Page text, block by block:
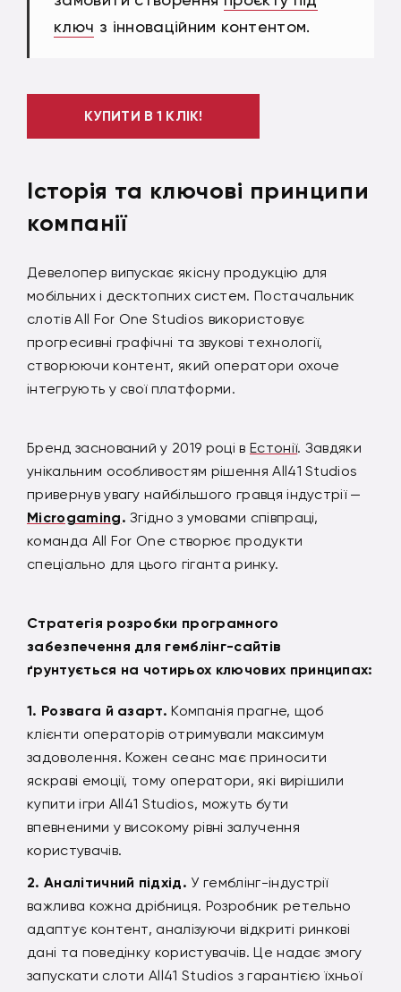
ключ з інноваційним контентом.
КУПИТИ В 1 КЛІК!
Історія та ключові принципи
компанії
Девелопер випускає якісну продукцію для
мобільних і десктопних систем. Постачальник
слотів All For One Studios використовує
прогресивні графічні та звукові технології,
створюючи контент, який оператори охоче
інтегрують у свої платформи.
Бренд заснований у 2019 році в Естонії. Завдяки
унікальним особливостям рішення All41 Studios
привернув увагу найбільшого гравця індустрії —
Microgaming. Згідно з умовами співпраці,
команда All For One створює продукти
спеціально для цього гіганта ринку.
Стратегія розробки програмного
забезпечення для гемблінг-сайтів
ґрунтується на чотирьох ключових принципах:
Розвага й азарт. Компанія прагне, щоб
клієнти операторів отримували максимум
задоволення. Кожен сеанс має приносити
яскраві емоції, тому оператори, які вирішили
купити ігри All41 Studios, можуть бути
впевненими у високому рівні залучення
користувачів.
Аналітичний підхід. У гемблінг-індустрії
важлива кожна дрібниця. Розробник ретельно
адаптує контент, аналізуючи відкриті ринкові
дані та поведінку користувачів. Це надає змогу
запускати слоти All41 Studios з гарантією їхньої